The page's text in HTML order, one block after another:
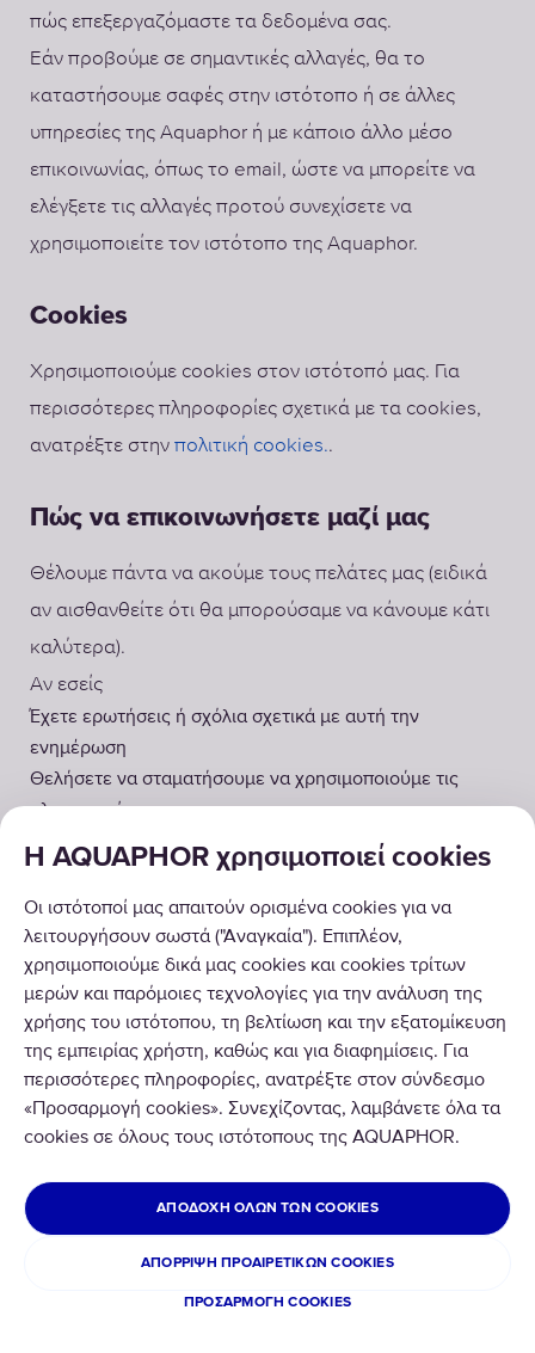
πώς επεξεργαζόμαστε τα δεδομένα σας.
Εάν προβούμε σε σημαντικές αλλαγές, θα το
καταστήσουμε σαφές στην ιστότοπο ή σε άλλες
υπηρεσίες της Aquaphor ή με κάποιο άλλο μέσο
επικοινωνίας, όπως το email, ώστε να μπορείτε να
ελέγξετε τις αλλαγές προτού συνεχίσετε να
χρησιμοποιείτε τον ιστότοπο της Aquaphor.
Cookies
Χρησιμοποιούμε cookies στον ιστότοπό μας. Για
περισσότερες πληροφορίες σχετικά με τα cookies,
ανατρέξτε στην πολιτική cookies..
Πώς να επικοινωνήσετε μαζί μας
Θέλουμε πάντα να ακούμε τους πελάτες μας (ειδικά
αν αισθανθείτε ότι θα μπορούσαμε να κάνουμε κάτι
καλύτερα).
Αν εσείς
Έχετε ερωτήσεις ή σχόλια σχετικά με αυτή την
ενημέρωση
Θελήσετε να σταματήσουμε να χρησιμοποιούμε τις
πληροφορίες σας
Θέλετε να ασκήσετε οποιοδήποτε από τα δικαιώματά
σας όπως περιγράφεται παραπάνω ή έχετε να κάνετε
μια καταγγελία
Θέλετε να ασκήσετε οποιοδήποτε από τα
δικαιώματά σας όπως περιγράφεται παραπάνω ή
έχετε να κάνετε μια καταγγελία
Μπορείτε επίσης να επικοινωνήσετε με την ομάδα
ιδιωτικού απορρήτου, αποστέλλοντας το αίτημά σας
στο dataprotection@aquaphor.com. Ή αν θέλετε,
μπορείτε να μας γράψετε στη διεύθυνση:
WestAqua-Distribution OÜ:
2A Lev Tolstoi str.,
Η AQUAPHOR χρησιμοποιεί cookies
Οι ιστότοποί μας απαιτούν ορισμένα cookies για να
λειτουργήσουν σωστά ("Αναγκαία"). Επιπλέον,
χρησιμοποιούμε δικά μας cookies και cookies τρίτων
μερών και παρόμοιες τεχνολογίες για την ανάλυση της
χρήσης του ιστότοπου, τη βελτίωση και την εξατομίκευση
της εμπειρίας χρήστη, καθώς και για διαφημίσεις. Για
περισσότερες πληροφορίες, ανατρέξτε στον σύνδεσμο
«Προσαρμογή cookies». Συνεχίζοντας, λαμβάνετε όλα τα
cookies σε όλους τους ιστότοπους της AQUAPHOR.
ΠΡΟΣΑΡΜΟΓΉ COOKIES
ΑΠΌΡΡΙΨΗ ΠΡΟΑΙΡΕΤΙΚΏΝ COOKIES
ΑΠΟΔΟΧΉ ΌΛΩΝ ΤΩΝ COOKIES